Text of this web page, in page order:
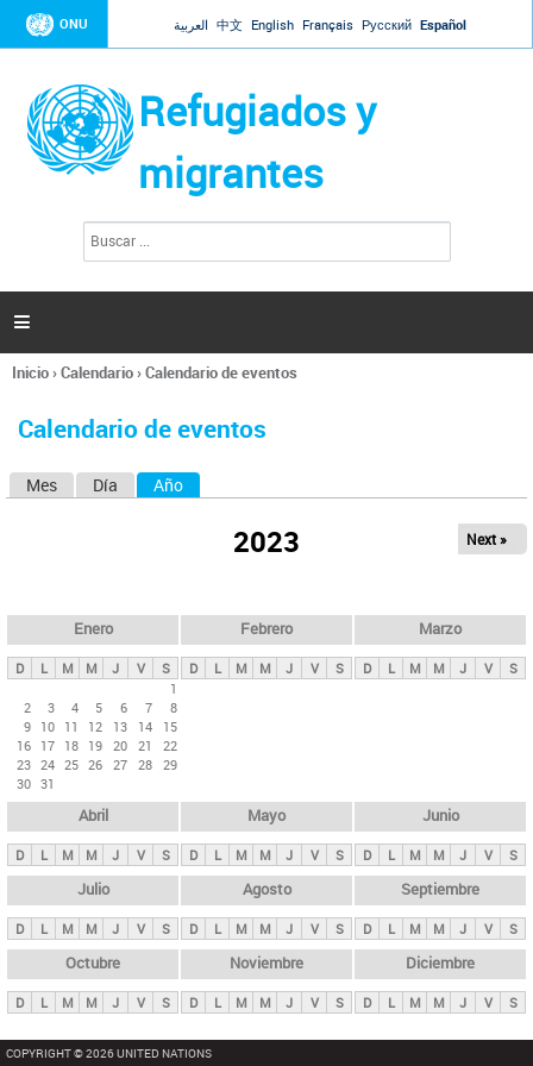
Jump to navigation
ONU العربية 中文 English Français Русский Español
Refugiados y
migrantes
l
d
s

Se
usted
Inicio›Calendario›Calendario de eventos
Calendario de eventos
s
p
n
c
i
p
l
e
s
Mes Día Año
2023 Next »
Enero
D L M M J V
S
1
2
3 4 5 6 7
8
9 10 11 12 13 14
15
16 17 18 19 20 21
22
23 24 25 26 27 28 29
30 31
Febrero
D L M M J V S
Marzo
D L M M J V S
Abril
D L M M J V S
Mayo
D L M M J V S
Junio
D L M M J V S
Julio
D L M M J V S
Agosto
D L M M J V S
Septiembre
D L M M J V S
Octubre
D L M M J V S
Noviembre
D L M M J V S
Diciembre
D L M M J V S
COPYRIGHT © 2026 UNITED NATIONS